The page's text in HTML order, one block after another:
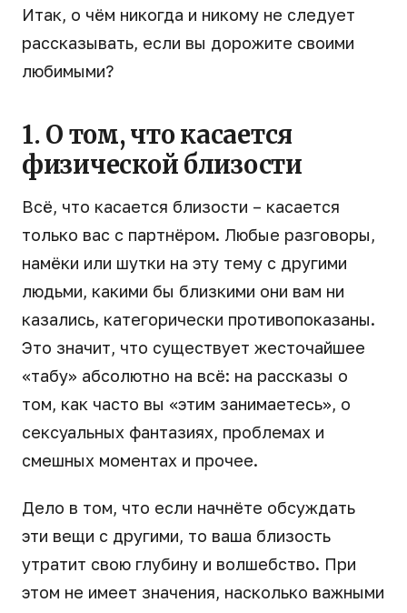
Итак, о чём никогда и никому не следует
рассказывать, если вы дорожите своими
любимыми?
1. О том, что касается
физической близости
Всё, что касается близости – касается
только вас с партнёром. Любые разговоры,
намёки или шутки на эту тему с другими
людьми, какими бы близкими они вам ни
казались, категорически противопоказаны.
Это значит, что существует жесточайшее
«табу» абсолютно на всё: на рассказы о
том, как часто вы «этим занимаетесь», о
сексуальных фантазиях, проблемах и
смешных моментах и прочее.
Дело в том, что если начнёте обсуждать
эти вещи с другими, то ваша близость
утратит свою глубину и волшебство. При
этом не имеет значения, насколько важными